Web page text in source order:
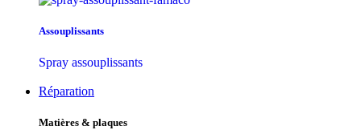
Assouplissants
Spray assouplissants
Réparation
Matières & plaques